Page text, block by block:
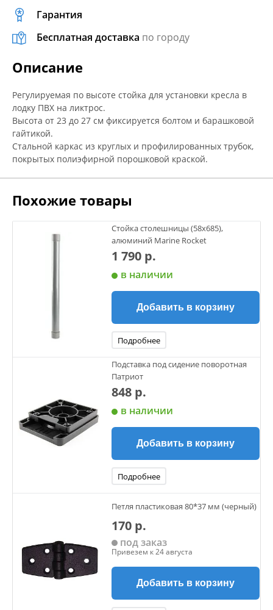
Гарантия
Бесплатная доставка по городу
Описание
Регулируемая по высоте стойка для установки кресла в
лодку ПВХ на ликтрос.
Высота от 23 до 27 см фиксируется болтом и барашковой
гайтикой.
Стальной каркас из круглых и профилированных трубок,
покрытых полиэфирной порошковой краской.
Похожие товары
Стойка столешницы (58x685),
алюминий Marine Rocket
1 790 р.
в наличии
Добавить в корзину
Подробнее
Подставка под сидение поворотная
Патриот
848 р.
в наличии
Добавить в корзину
Подробнее
Петля пластиковая 80*37 мм (черный)
170 р.
под заказ
Привезем к 24 августа
Добавить в корзину